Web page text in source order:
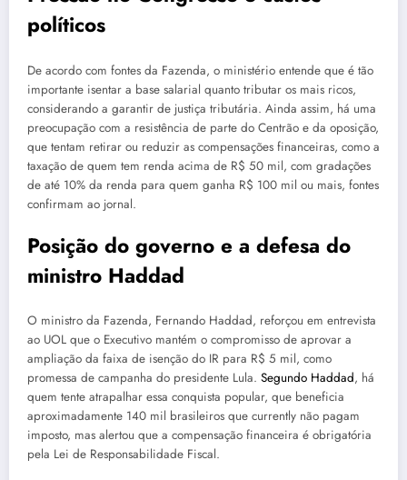
políticos
De acordo com fontes da Fazenda, o ministério entende que é tão
importante isentar a base salarial quanto tributar os mais ricos,
considerando a garantir de justiça tributária. Ainda assim, há uma
preocupação com a resistência de parte do Centrão e da oposição,
que tentam retirar ou reduzir as compensações financeiras, como a
taxação de quem tem renda acima de R$ 50 mil, com gradações
de até 10% da renda para quem ganha R$ 100 mil ou mais, fontes
confirmam ao jornal.
Posição do governo e a defesa do
ministro Haddad
O ministro da Fazenda, Fernando Haddad, reforçou em entrevista
ao UOL que o Executivo mantém o compromisso de aprovar a
ampliação da faixa de isenção do IR para R$ 5 mil, como
promessa de campanha do presidente Lula. Segundo Haddad, há
quem tente atrapalhar essa conquista popular, que beneficia
aproximadamente 140 mil brasileiros que currently não pagam
imposto, mas alertou que a compensação financeira é obrigatória
pela Lei de Responsabilidade Fiscal.